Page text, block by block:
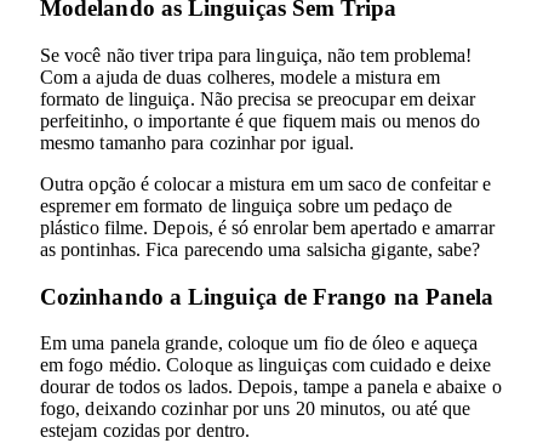
Modelando as Linguiças Sem Tripa
Se você não tiver tripa para linguiça, não tem problema!
Com a ajuda de duas colheres, modele a mistura em
formato de linguiça. Não precisa se preocupar em deixar
perfeitinho, o importante é que fiquem mais ou menos do
mesmo tamanho para cozinhar por igual.
Outra opção é colocar a mistura em um saco de confeitar e
espremer em formato de linguiça sobre um pedaço de
plástico filme. Depois, é só enrolar bem apertado e amarrar
as pontinhas. Fica parecendo uma salsicha gigante, sabe?
Cozinhando a Linguiça de Frango na Panela
Em uma panela grande, coloque um fio de óleo e aqueça
em fogo médio. Coloque as linguiças com cuidado e deixe
dourar de todos os lados. Depois, tampe a panela e abaixe o
fogo, deixando cozinhar por uns 20 minutos, ou até que
estejam cozidas por dentro.